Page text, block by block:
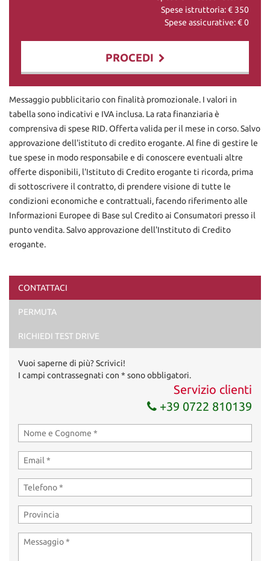
Spese istruttoria: € 350
Spese assicurative: €0
PROCEDI
Contattaci
Ho letto e accettol'informativa privacy*
Acconsento al trattamento dei miei dati per finalità di
Invia la tua richiesta
Messaggio pubblicitario con finalità promozionale. I valori in
tabella sono indicativi e IVA inclusa. La rata finanziaria è
comprensiva di spese RID. Offerta valida per il mese in corso. Salvo
approvazione dell'istituto di credito erogante. Al fine di gestire le
tue spese in modo responsabile e di conoscere eventuali altre
offerte disponibili, l'Istituto di Credito erogante ti ricorda, prima
di sottoscrivere il contratto, di prendere visione di tutte le
condizioni economiche e contrattuali, facendo riferimento alle
Informazioni Europee di Base sul Credito ai Consumatori presso il
punto vendita. Salvo approvazione dell'Instituto di Credito
erogante.
CONTATTACI
PERMUTA
RICHIEDI TEST DRIVE
Vuoi saperne di più? Scrivici!
I campi contrassegnati con * sono obbligatori.
Servizio clienti
+39 0722 810139